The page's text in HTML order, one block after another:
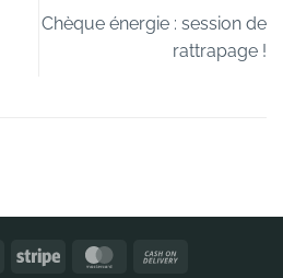
Chèque énergie : session de
rattrapage !